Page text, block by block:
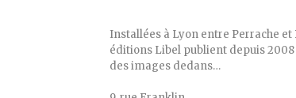
Installées à Lyon entre Perrache et
éditions Libel publient depuis 2008
des images dedans…